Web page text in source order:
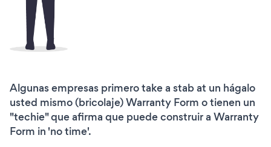
Algunas empresas primero take a stab at un hágalo
usted mismo (bricolaje) Warranty Form o tienen un
"techie" que afirma que puede construir a Warranty
Form in 'no time'.